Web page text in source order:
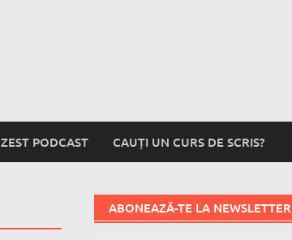
ZEST PODCAST CAUȚI UN CURS DE SCRIS?
ABONEAZĂ-TE LA NEWSLETTER